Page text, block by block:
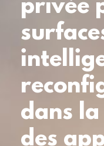
privée
dans
des